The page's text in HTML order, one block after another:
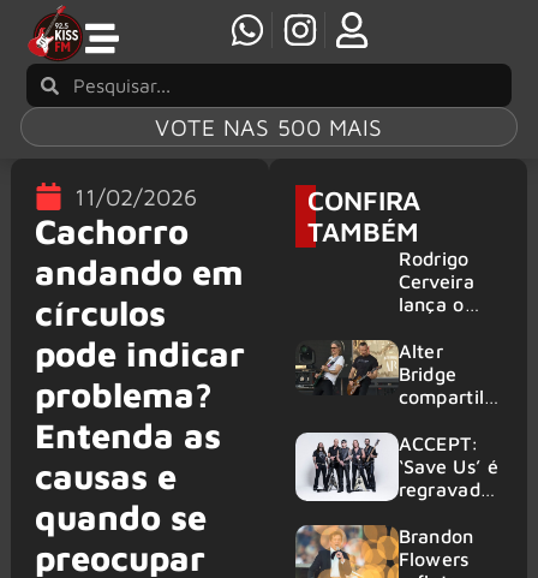
VOTE NAS 500 MAIS
11/02/2026
Cachorro
andando em
círculos
pode indicar
problema?
Entenda as
causas e
quando se
preocupar
CONFIRA
TAMBÉM
Rodrigo
Cerveira
lança o
Searcher”
Alter
Bridge
compartilh
vivo de
“Fortress”
gravada
am Ring
2026
ACCEPT:
‘Save Us’ é
regravada
membros
do GHOST
Brandon
Flowers